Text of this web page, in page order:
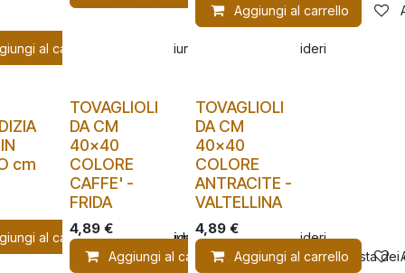
al carrello Aggiungi alla lista dei desideri
Aggiungi al carrello
Aggiungi alla lista dei desideri
cm
al carrello Aggiungi alla lista dei desideri
TOVAGLIOLI
DA CM
40x40
COLORE
CAFFE' -
FRIDA
4,89€
Aggiungi al carrello Aggiungi alla lista dei
TOVAGLIOLI
DA CM
40x40
COLORE
ANTRACITE -
VALTELLINA
4,89€
Aggiungi al carrello